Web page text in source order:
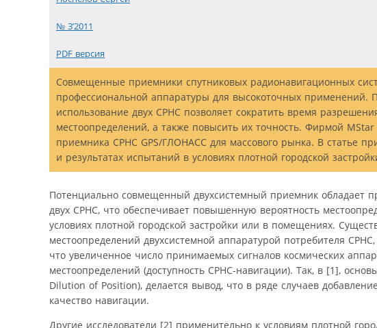
№ 3’2011
PDF версия
Совмещенные приемники спутниковых радионавигационных
профессиональной аппаратуры для высокоточных применений.
использование двух СРНС позволяет сократить время
местоопределений, а также повысить их точность. Фирмой
приемника СРНС GPS/ГЛОНАСС для массового рынка. В статье
и результатах испытаний в условиях плотной городской
Потенциально совмещенный двухсистемный приемник обладает
двух СРНС, что обеспечивает повышенную вероятность
условиях плотной городской застройки или в помещениях.
местоопределений двухсистемной аппаратурой потребителя
что увеличенное число принимаемых сигналов космических
местоопределений (доступность СРНС-навигации). Так, в [1],
Dilution of Position), делается вывод, что в ряде случаев
качество навигации.
Другие исследователи [2] применительно к условиям плотной